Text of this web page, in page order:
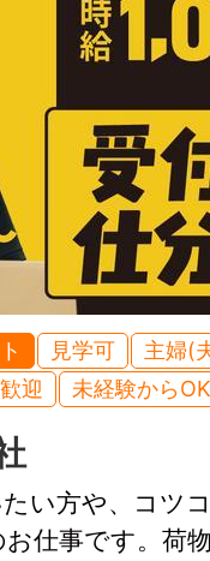
見学可
主婦(
迎
未経験からOK
い方や、コツ
仕事です。荷